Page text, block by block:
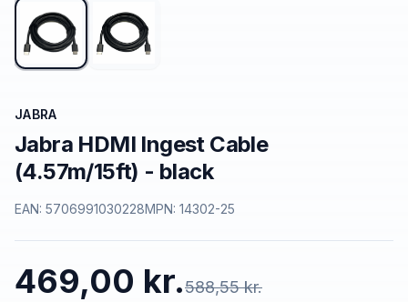
JABRA
Jabra HDMI Ingest Cable
(4.57m/15ft) - black
EAN: 5706991030228MPN: 14302-25
469,00 kr.588,55 kr.